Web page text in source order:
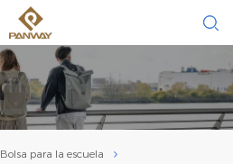
Bolsa para la escuela